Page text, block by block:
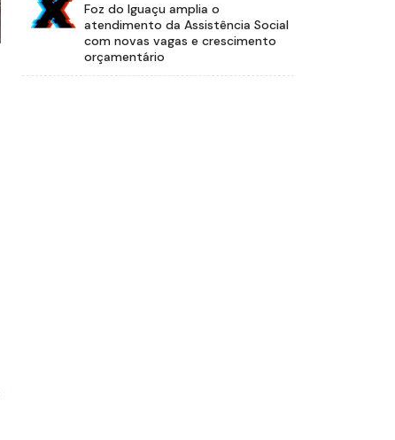
Foz do Iguaçu amplia o
atendimento da Assistência Social
com novas vagas e crescimento
orçamentário